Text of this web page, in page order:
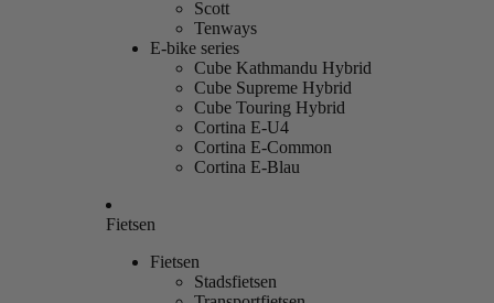
Scott
Tenways
E-bike series
Cube Kathmandu Hybrid
Cube Supreme Hybrid
Cube Touring Hybrid
Cortina E-U4
Cortina E-Common
Cortina E-Blau
Fietsen
Fietsen
Stadsfietsen